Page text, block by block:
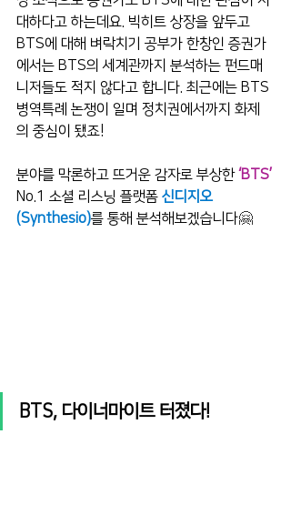
대하다고 하는데요. 빅히트 상장을 앞두고
BTS에 대해 벼락치기 공부가 한창인 증권가
에서는 BTS의 세계관까지 분석하는 펀드매
니저들도 적지 않다고 합니다. 최근에는 BTS
병역특례 논쟁이 일며 정치권에서까지 화제
의 중심이 됐죠!
분야를 막론하고 뜨거운 감자로 부상한 ‘BTS’
No.1 소셜 리스닝 플랫폼 신디지오
(Synthesio)를 통해 분석해보겠습니다🤗
BTS, 다이너마이트 터졌다!